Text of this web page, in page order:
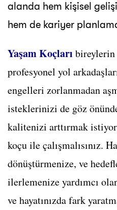
alanda hem kişisel
hem de kariyer
Yaşam Koçları bireylerin
profesyonel yol
engelleri zorlanmadan
isteklerinizi de göz
kalitenizi arttırmak
koçu ile çalışmalısınız.
dönüştürmenize, ve
ilerlemenize yardımcı
ve hayatınızda fark